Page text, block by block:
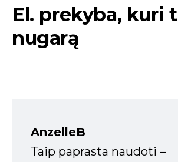
El. prekyba, kuri
nugarą
AnzelleB
Taip paprasta naudoti –